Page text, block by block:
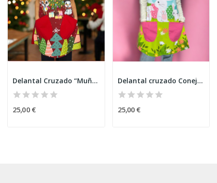
Delantal Cruzado “Muñeco de Nieve” Navidad
25,00 €
Delantal cruzado Conejo de Pascua
25,00 €